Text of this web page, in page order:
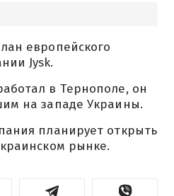
европейского
Jysk.
в Тернополе, он
на западе Украины.
планирует открыть
рынке.